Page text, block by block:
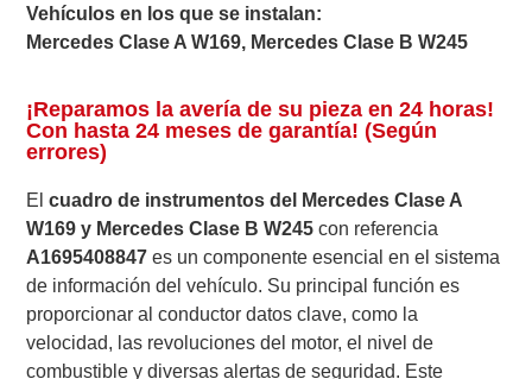
Vehículos en los que se instalan:
Mercedes Clase A W169, Mercedes Clase B W245
¡Reparamos la avería de su pieza en 24 horas!
Con hasta 24 meses de garantía! (Según
errores)
Elcuadro de instrumentos del Mercedes Clase A
W169 y Mercedes Clase B W245con referencia
A1695408847 es un componente esencial en el sistema
de información del vehículo. Su principal función es
proporcionar al conductor datos clave, como la
velocidad, las revoluciones del motor, el nivel de
combustible y diversas alertas de seguridad. Este